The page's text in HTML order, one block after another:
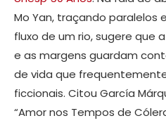
Mo Yan, traçando paralelos
fluxo de um rio, sugere que
e as margens guardam
de vida que
ficcionais. Citou García
“Amor nos Tempos de